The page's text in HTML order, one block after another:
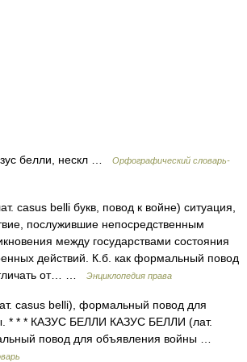
белли, нескл …
Орфографический словарь-
casus belli букв, повод к войне) ситуация,
послужившие непосредственным
между государствами состояния
действий. К.б. как формальный повод
от… …
Энциклопедия права
casus belli), формальный повод для
* * * КАЗУС БЕЛЛИ КАЗУС БЕЛЛИ (лат.
повод для объявления войны …